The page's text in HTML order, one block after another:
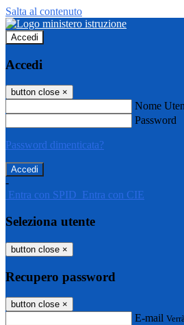
Salta al contenuto
Accedi
Accedi
button close ×
Nome
Password
Password dimenticata?
-
Entra con SPID Entra con CIE
Seleziona utente
button close ×
Recupero password
button close ×
E-mail